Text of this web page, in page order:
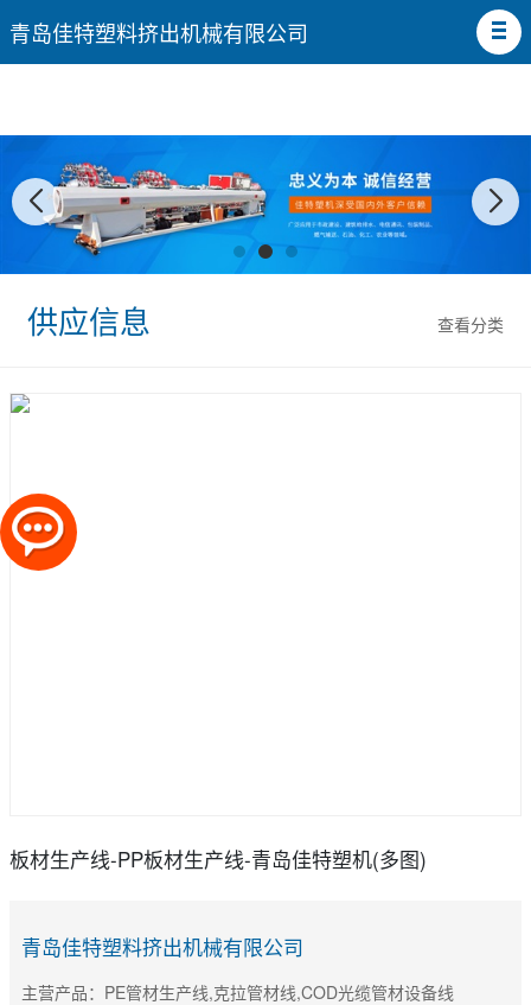
青岛佳特塑料挤出机械有限公司
查看分类
供应信息
板材生产线-PP板材生产线-青岛佳特塑机(多图)
青岛佳特塑料挤出机械有限公司
主营产品：PE管材生产线,克拉管材线,COD光缆管材设备线